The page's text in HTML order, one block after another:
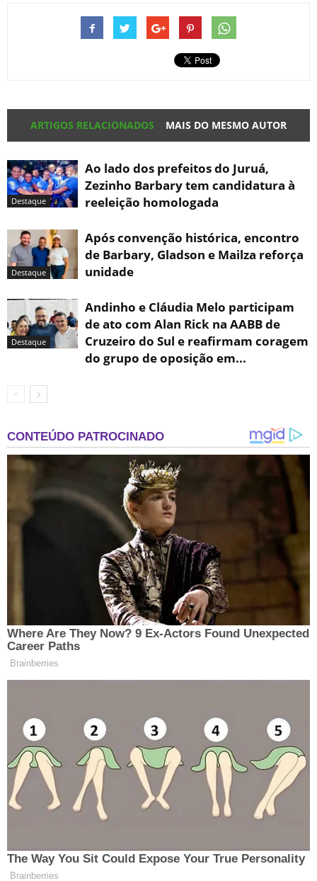
ARTIGOS RELACIONADOS MAIS DO MESMO AUTOR
Destaque
Ao lado dos prefeitos do Juruá,
Zezinho Barbary tem candidatura à
reeleição homologada
Destaque
Após convenção histórica, encontro
de Barbary, Gladson e Mailza reforça
unidade
Destaque
Andinho e Cláudia Melo participam
de ato com Alan Rick na AABB de
Cruzeiro do Sul e reafirmam coragem
do grupo de oposição em...